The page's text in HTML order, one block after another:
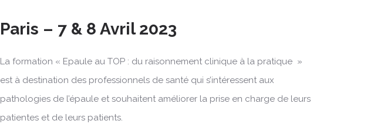
Paris – 7 & 8 Avril 2023
La formation « Epaule au TOP : du raisonnement clinique à la pratique »
est à destination des professionnels de santé qui s’intéressent aux
pathologies de l’épaule et souhaitent améliorer la prise en charge de leurs
patientes et de leurs patients.